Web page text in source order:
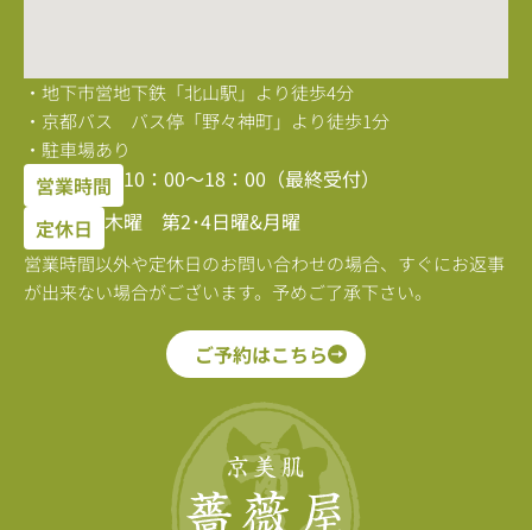
・地下市営地下鉄「北山駅」より徒歩4分
・京都バス バス停「野々神町」より徒歩1分
・駐車場あり
営業時間 10：00〜18：00（最終受付）
定休日 木曜 第2･4日曜&月曜
営業時間以外や定休日のお問い合わせの場合、すぐにお返事
が出来ない場合がございます。予めご了承下さい。
ご予約はこちら